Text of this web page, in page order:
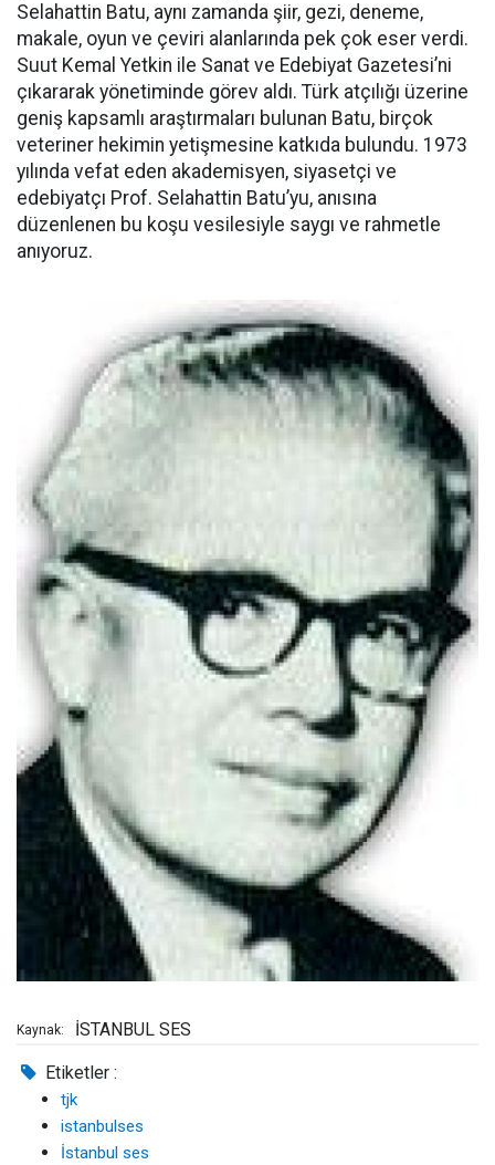
Selahattin Batu, aynı zamanda şiir, gezi, deneme,
makale, oyun ve çeviri alanlarında pek çok eser verdi.
Suut Kemal Yetkin ile Sanat ve Edebiyat Gazetesi’ni
çıkararak yönetiminde görev aldı. Türk atçılığı üzerine
geniş kapsamlı araştırmaları bulunan Batu, birçok
veteriner hekimin yetişmesine katkıda bulundu. 1973
yılında vefat eden akademisyen, siyasetçi ve
edebiyatçı Prof. Selahattin Batu’yu, anısına
düzenlenen bu koşu vesilesiyle saygı ve rahmetle
anıyoruz.
Kaynak: İSTANBUL SES
Etiketler :
tjk
istanbulses
İstanbul ses